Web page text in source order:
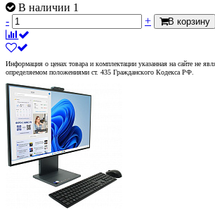
В наличии 1
-
+ В корзину
Информация о ценах товара и комплектации указанная на сайте не
определяемом положениями ст. 435 Гражданского Кодекса РФ.